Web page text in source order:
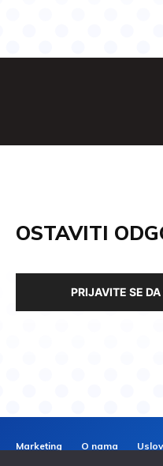
OSTAVITI
PRIJAVITE SE
Marketing O nama